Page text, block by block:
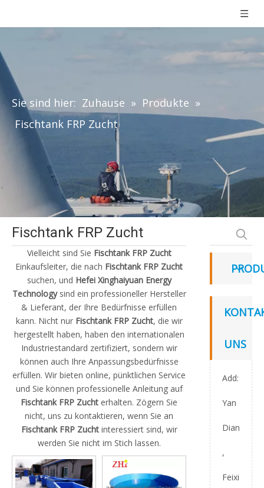
Sie sind hier: Zuhause » Produkte »
Fischtank FRP Zucht
Fischtank FRP Zucht
Vielleicht sind Sie Fischtank FRP Zucht
Einkaufsleiter, die nach Fischtank FRP Zucht
suchen, und Hefei Xinghaiyuan Energy
Technologysind ein professioneller Hersteller
& Lieferant, der Ihre Bedürfnisse erfüllen
kann. Nicht nur Fischtank FRP Zucht, die wir
hergestellt haben, haben den internationalen
Industriestandard zertifiziert, sondern wir
können auch Ihre Anpassungsbedürfnisse
erfüllen. Wir bieten online, pünktlichen Service
und Sie können professionelle Anleitung auf
Fischtank FRP Zucht erhalten. Zögern Sie
nicht, uns zu kontaktieren, wenn Sie an
Fischtank FRP Zuchtinteressiert sind, wir
werden Sie nicht im Stich lassen.
UNS
Add:
Yan
Dian
,
Feixi